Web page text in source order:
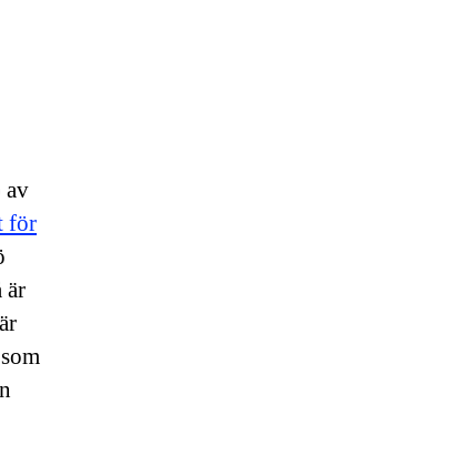
av
för
är